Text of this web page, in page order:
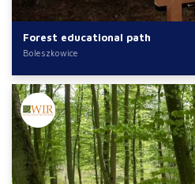
Forest educational path
Boleszkowice